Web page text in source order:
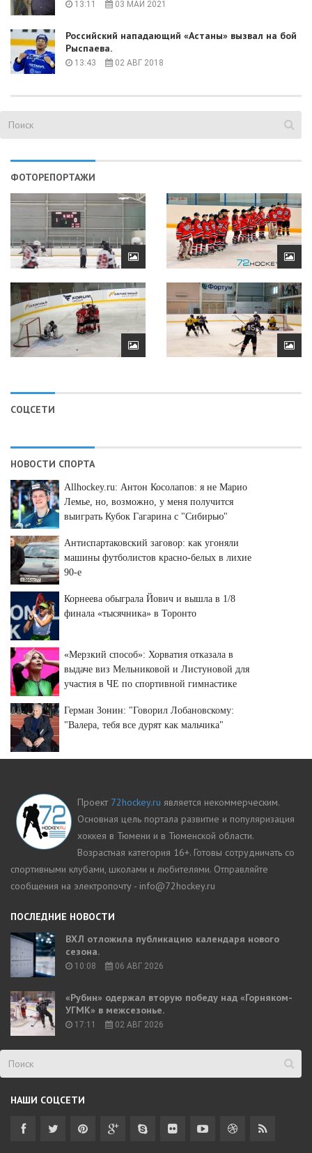
13:11 03 МАЙ 2021
Российский нападающий «Астаны» вызвал на бой
Рыспаева.
13:43 02 АВГ 2018
ФОТОРЕПОРТАЖИ
СОЦСЕТИ
НОВОСТИ СПОРТА
Allhockey.ru: Антон Косолапов: я не Марио
Лемье, но, возможно, у меня получится
выиграть Кубок Гагарина с "Сибирью"
Антиспартаковский заговор: как угоняли
машины футболистов красно-белых в лихие
90-е
Корнеева обыграла Йович и вышла в 1/8
финала «тысячника» в Торонто
«Мерзкий способ»: Хорватия отказала в
выдаче виз Мельниковой и Листуновой для
участия в ЧЕ по спортивной гимнастике
Герман Зонин: "Говорил Лобановскому:
"Валера, тебя все дурят как мальчика"
Проект 72hockey.ru является некоммерческим.
Основная цель портала развитие и популяризация
хоккея в Тюмени и в Тюменской области.
Возрастная категория 16+. Готовы сотрудничать со
спортивными клубами, школами и любителями. Отправляйте
сообщения на электропочту - info@72hockey.ru
ПОСЛЕДНИЕ НОВОСТИ
ВХЛ отложила публикацию календаря нового
сезона.
10:08 06 АВГ 2026
«Рубин» одержал вторую победу над «Горняком-
УГМК» в межсезонье.
17:11 02 АВГ 2026
НАШИ СОЦСЕТИ